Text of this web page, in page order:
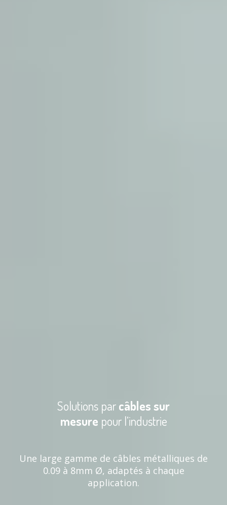
Solutions parcâbles sur
mesure pour l’industrie
Une large gamme de câbles métalliques de
0.09 à 8mm Ø, adaptés à chaque
application.